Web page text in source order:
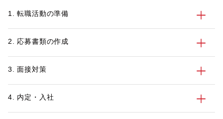
1. 転職活動の準備
2. 応募書類の作成
3. 面接対策
4. 内定・入社